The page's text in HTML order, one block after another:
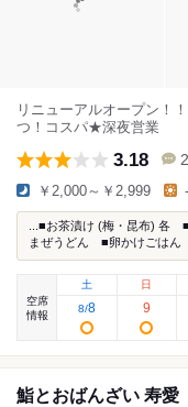
リニューアルオープン！
つ！コスパ★深夜営業
3.18
￥2,000～￥2,999 -
...■お茶漬け (梅・昆布)
まぜうどん ■卵かけごは
空席
情報
土
8/8
日
9
鮨とおばんざい 寿愛